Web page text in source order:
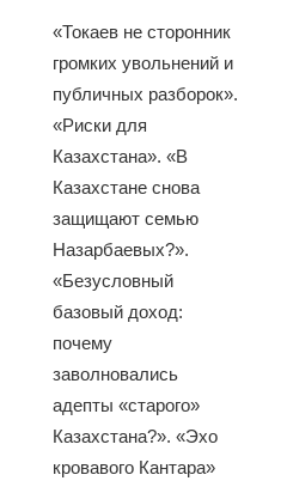
«Токаев не сторонник
громких увольнений и
публичных разборок».
«Риски для
Казахстана». «В
Казахстане снова
защищают семью
Назарбаевых?».
«Безусловный
базовый доход:
почему
заволновались
адепты «старого»
Казахстана?». «Эхо
кровавого Кантара»